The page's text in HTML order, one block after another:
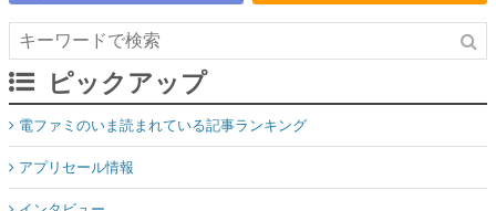
ピックアップ
電ファミのいま読まれている記事ランキング
アプリセール情報